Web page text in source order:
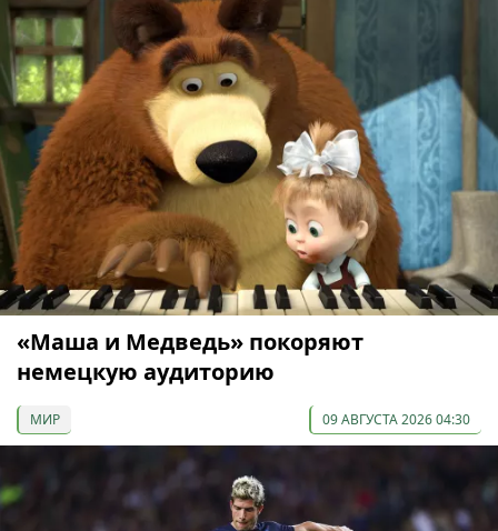
«Маша и Медведь» покоряют
немецкую аудиторию
МИР 09 АВГУСТА 2026 04:30